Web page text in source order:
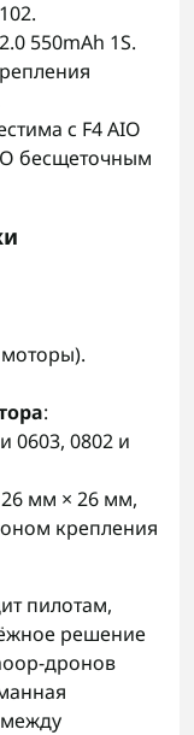
550mAh 1S.
с F4 AIO
бесщеточным
:
0603, 0802 и
мм × 26 мм,
крепления
пилотам,
решение
дронов
между